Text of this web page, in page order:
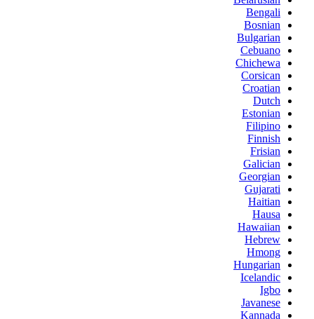
Bengali
Bosnian
Bulgarian
Cebuano
Chichewa
Corsican
Croatian
Dutch
Estonian
Filipino
Finnish
Frisian
Galician
Georgian
Gujarati
Haitian
Hausa
Hawaiian
Hebrew
Hmong
Hungarian
Icelandic
Igbo
Javanese
Kannada